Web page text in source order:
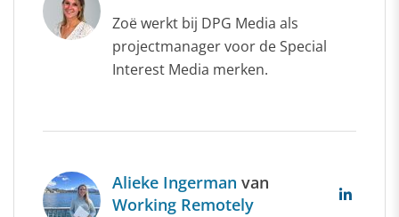
Zoë werkt bij DPG Media als
projectmanager voor de Special
Interest Media merken.
Alieke Ingerman van
Working Remotely